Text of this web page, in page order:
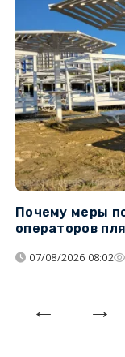
Почему меры
операторов
07/08/2026 08:02